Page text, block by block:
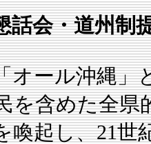
話会・道州制
ール沖縄」
を含めた全県
喚起し、21